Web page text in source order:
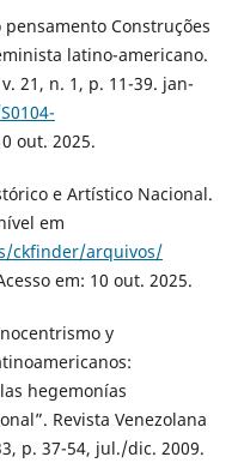
pensamento Construções
latino-americano.
21, n. 1, p. 11-39. jan-
out. 2025.
e Artístico Nacional.
em
ckfinder/arquivos/
em: 10 out. 2025.
y
hegemonías
Revista Venezolana
p. 37-54, jul./dic. 2009.